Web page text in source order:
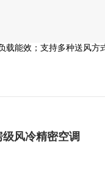
能效；支持多种送风方
级风冷精密空调